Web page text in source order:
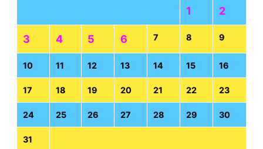
1 2
3 4 5 6 7 8 9
10 11 12 13 14 15 16
17 18 19 20 21 22 23
24 25 26 27 28 29 30
31